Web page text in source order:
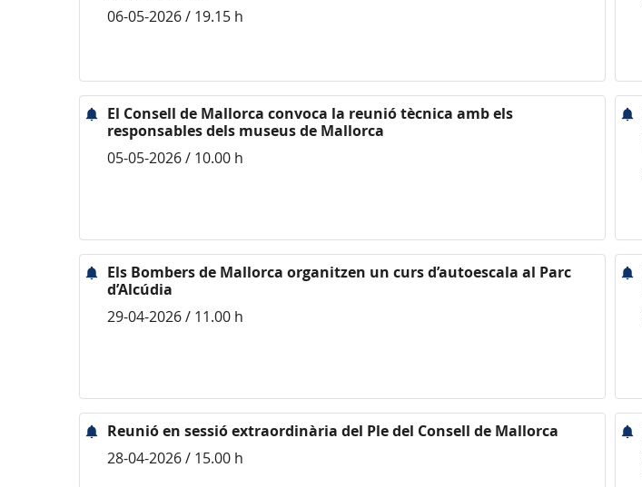
06-05-2026 / 19.15 h
El Consell de Mallorca convoca la reunió tècnica amb els
responsables dels museus de Mallorca
05-05-2026 / 10.00 h
Els Bombers de Mallorca organitzen un curs d’autoescala al Parc
d’Alcúdia
29-04-2026 / 11.00 h
Reunió en sessió extraordinària del Ple del Consell de Mallorca
28-04-2026 / 15.00 h